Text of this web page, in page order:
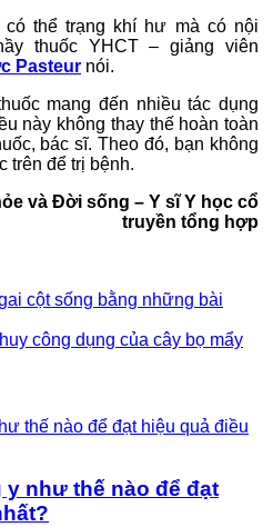
có thể trạng khí hư mà có nội
thuốc YHCT – giảng viên
Pasteur nói.
mang đến nhiều tác dụng
này không thay thế hoàn toàn
bác sĩ. Theo đó, bạn không
trên để trị bệnh.
và Đời sống – Y sĩ Y học cổ
truyền tổng hợp
cột sống bằng những bài
công dụng của cây bọ mẩy
như thế nào để đạt